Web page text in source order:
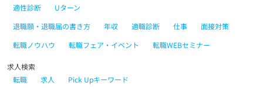
適性診断
Uターン
退職願・退職届の書き方
年収 適職診断 仕事
面接対策
転職ノウハウ
転職フェア・イベント 転職WEBセミナー
求人検索
転職
求人 Pick Upキーワード